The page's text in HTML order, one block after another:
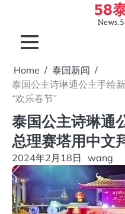
content
58
Home
泰国新闻
泰国公主诗琳通公主手绘
“欢乐春节”
泰国公主诗琳通
总理赛塔用中文
2024年2月18日 wang